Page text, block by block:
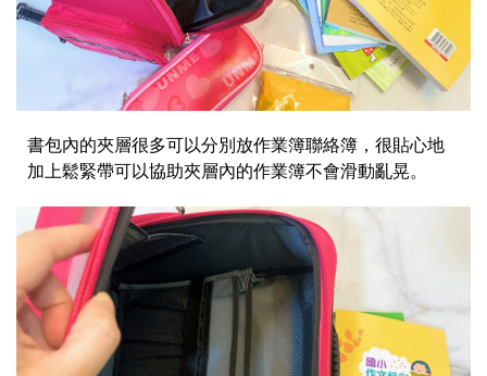
書包內的夾層很多可以分別放作業簿聯絡簿，很貼心地
加上鬆緊帶可以協助夾層內的作業簿不會滑動亂晃。